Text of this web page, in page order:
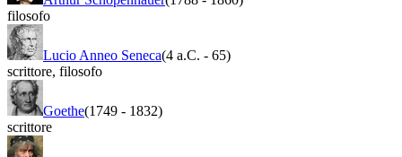
filosofo
Lucio Anneo Seneca(4 a.C. - 65)
scrittore, filosofo
Goethe(1749 - 1832)
scrittore